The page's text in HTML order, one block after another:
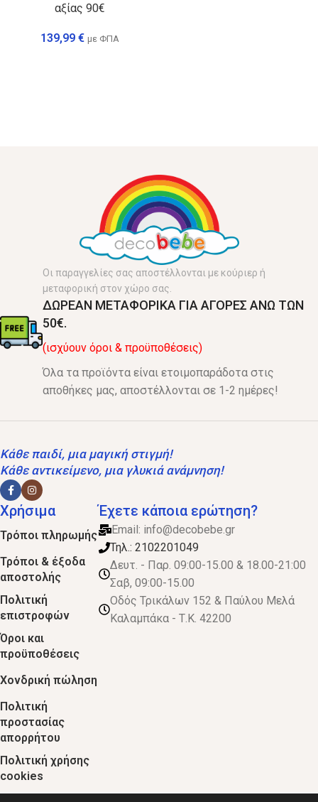
αξίας 90€
139,99 € με ΦΠΑ
Οι παραγγελίες σας αποστέλλονται με κούριερ ή
μεταφορική στον χώρο σας.
ΔΩΡΕΑΝ ΜΕΤΑΦΟΡΙΚΑ ΓΙΑ ΑΓΟΡΕΣ ΑΝΩ ΤΩΝ
50€.
(ισχύουν όροι & προϋποθέσεις)
Όλα τα προϊόντα είναι ετοιμοπαράδοτα στις
αποθήκες μας, αποστέλλονται σε 1-2 ημέρες!
Κάθε παιδί, μια μαγική στιγμή!
Κάθε αντικείμενο, μια γλυκιά ανάμνηση!
Χρήσιμα
Τρόποι πληρωμής
Τρόποι & έξοδα
αποστολής
Πολιτική
επιστροφών
Όροι και
προϋποθέσεις
Χονδρική πώληση
Πολιτική
προστασίας
απορρήτου
Πολιτική χρήσης
cookies
Έχετε κάποια ερώτηση?
Email: info@decobebe.gr
Τηλ.: 2102201049
Δευτ. - Παρ. 09:00-15.00 & 18.00-21:00
Σαβ, 09:00-15.00
Οδός Τρικάλων 152 & Παύλου Μελά
Καλαμπάκα - Τ.Κ. 42200